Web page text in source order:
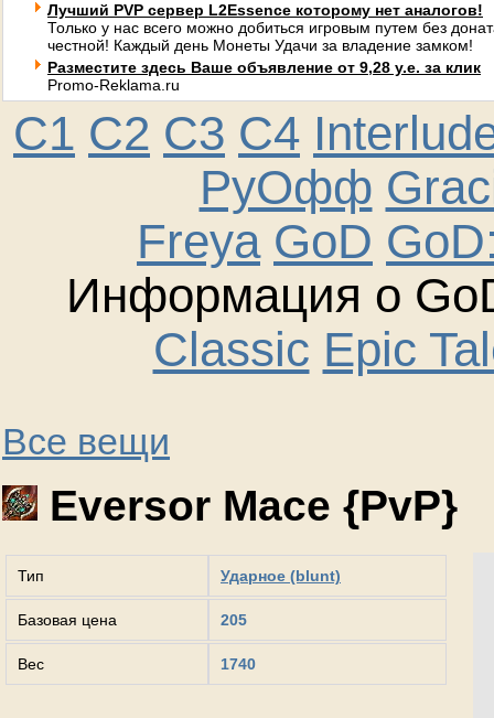
Лучший PVP сервер L2Essence которому нет аналогов!
Только у нас всего можно добиться игровым путем без
честной! Каждый день Монеты Удачи за владение замком!
Разместите здесь Ваше объявление от 9,28 у.е. за клик
Promo-Reklama.ru
C1 C2 C3 C4
РуОфф
Freya GoD
Информация о
Classic Epic
Все вещи
Eversor Mace {PvP}
Тип Ударное (blunt)
Базовая цена 205
Вес 1740